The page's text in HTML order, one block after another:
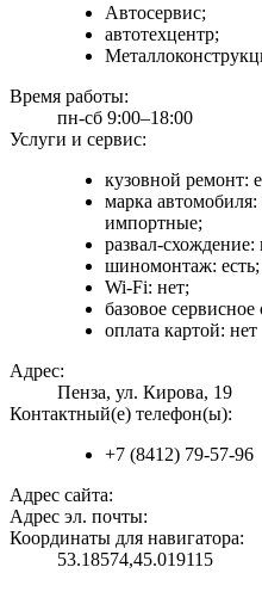
Автосервис;
автотехцентр;
Время работы:
пн-сб 9:00–18:00
Услуги и сервис:
кузовной ремонт:
марка автомобиля:
импортные;
развал-схождение:
шиномонтаж: есть;
Wi-Fi: нет;
базовое
оплата картой: нет
Адрес:
Пенза, ул. Кирова, 19
Контактный(е) телефон(ы):
+7 (8412) 79-57-96
Адрес сайта:
Адрес эл. почты:
Координаты для навигатора:
53.18574,45.019115